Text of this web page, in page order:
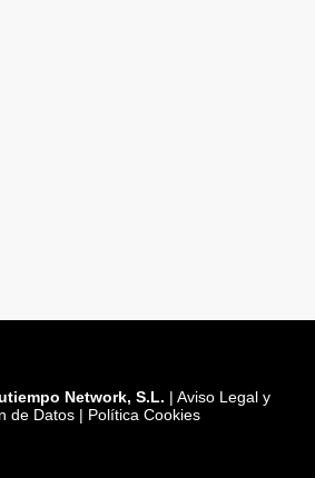
Network, S.L. | Aviso Legal y
de Datos| Política Cookies